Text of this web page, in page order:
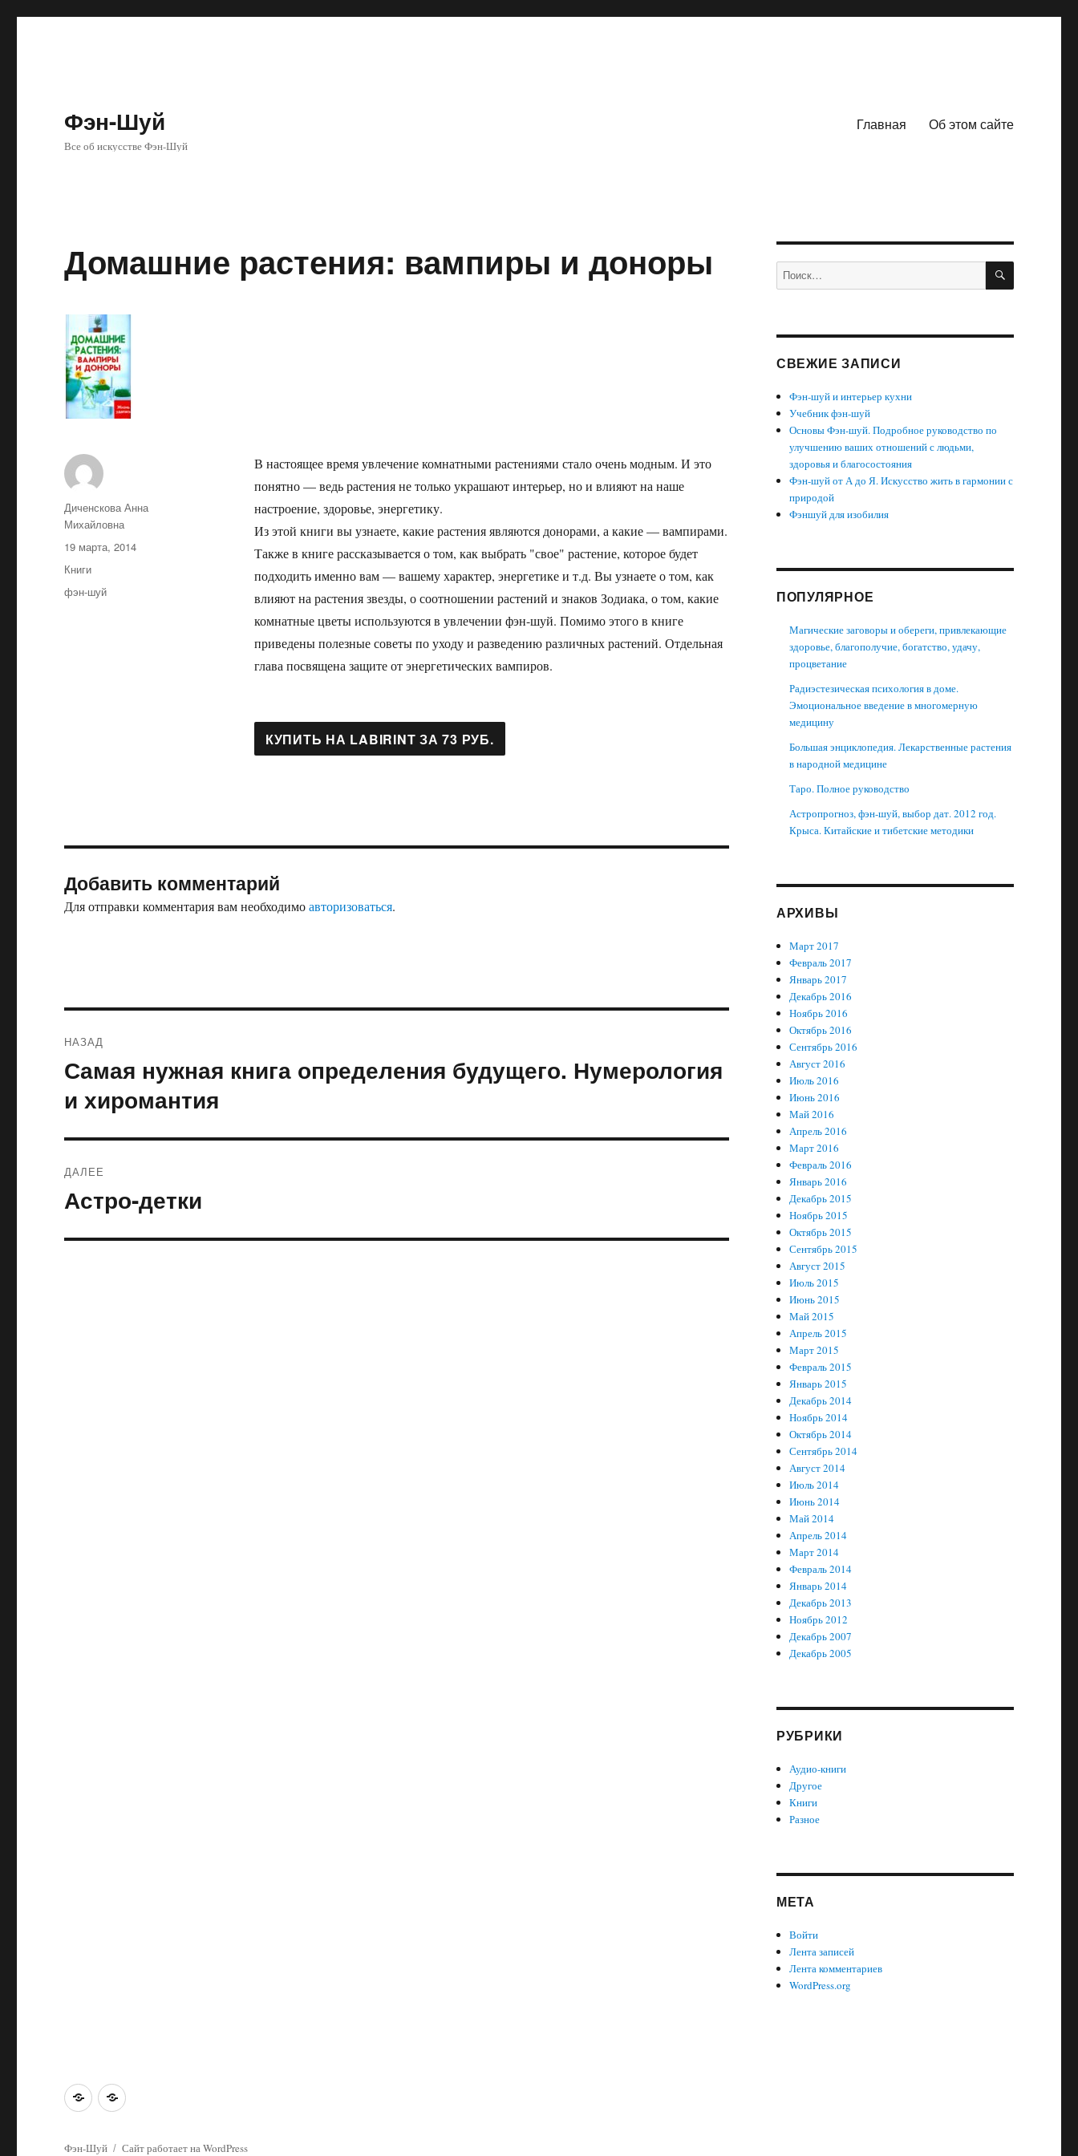
Фэн-Шуй
Все об искусстве Фэн-Шуй
Главная Об этом сайте
Домашние растения: вампиры и доноры
В настоящее время увлечение комнатными растениями стало очень модным. И это
понятно — ведь растения не только украшают интерьер, но и влияют на наше
настроение, здоровье, энергетику.
Из этой книги вы узнаете, какие растения являются донорами, а какие — вампирами.
Также в книге рассказывается о том, как выбрать "свое" растение, которое будет
подходить именно вам — вашему характер, энергетике и т.д. Вы узнаете о том, как
влияют на растения звезды, о соотношении растений и знаков Зодиака, о том, какие
комнатные цветы используются в увлечении фэн-шуй. Помимо этого в книге
приведены полезные советы по уходу и разведению различных растений. Отдельная
глава посвящена защите от энергетических вампиров.
Автор
Диченскова Анна
Михайловна
Опубликовано
19 марта, 2014
Рубрики
Книги
Метки
фэн-шуй
Добавить комментарий
Для отправки комментария вам необходимоавторизоваться.
по
записям
НАЗАД
Предыдущая
Самая нужная книга определения будущего. Нумерология
и хиромантия
ДАЛЕЕ
Следующая
запись:
Астро-детки
Искать: ПОИСК
СВЕЖИЕ ЗАПИСИ
Фэн-шуй и интерьер кухни
Учебник фэн-шуй
Основы Фэн-шуй. Подробное руководство по
улучшению ваших отношений с людьми,
здоровья и благосостояния
Фэн-шуй от А до Я. Искусство жить в гармонии с
природой
Фэншуй для изобилия
ПОПУЛЯРНОЕ
Магические заговоры и обереги, привлекающие
здоровье, благополучие, богатство, удачу,
процветание
Радиэстезическая психология в доме.
Эмоциональное введение в многомерную
медицину
Большая энциклопедия. Лекарственные растения
в народной медицине
Таро. Полное руководство
Астропрогноз, фэн-шуй, выбор дат. 2012 год.
Крыса. Китайские и тибетские методики
АРХИВЫ
Март 2017
Февраль 2017
Январь 2017
Декабрь 2016
Ноябрь 2016
Октябрь 2016
Сентябрь 2016
Август 2016
Июль 2016
Июнь 2016
Май 2016
Апрель 2016
Март 2016
Февраль 2016
Январь 2016
Декабрь 2015
Ноябрь 2015
Октябрь 2015
Сентябрь 2015
Август 2015
Июль 2015
Июнь 2015
Май 2015
Апрель 2015
Март 2015
Февраль 2015
Январь 2015
Декабрь 2014
Ноябрь 2014
Октябрь 2014
Сентябрь 2014
Август 2014
Июль 2014
Июнь 2014
Май 2014
Апрель 2014
Март 2014
Февраль 2014
Январь 2014
Декабрь 2013
Ноябрь 2012
Декабрь 2007
Декабрь 2005
РУБРИКИ
Аудио-книги
Другое
Книги
Разное
МЕТА
Войти
Лента записей
Лента комментариев
WordPress.org
ГлавнаяОб
Фэн-Шуй Сайт работает на WordPress